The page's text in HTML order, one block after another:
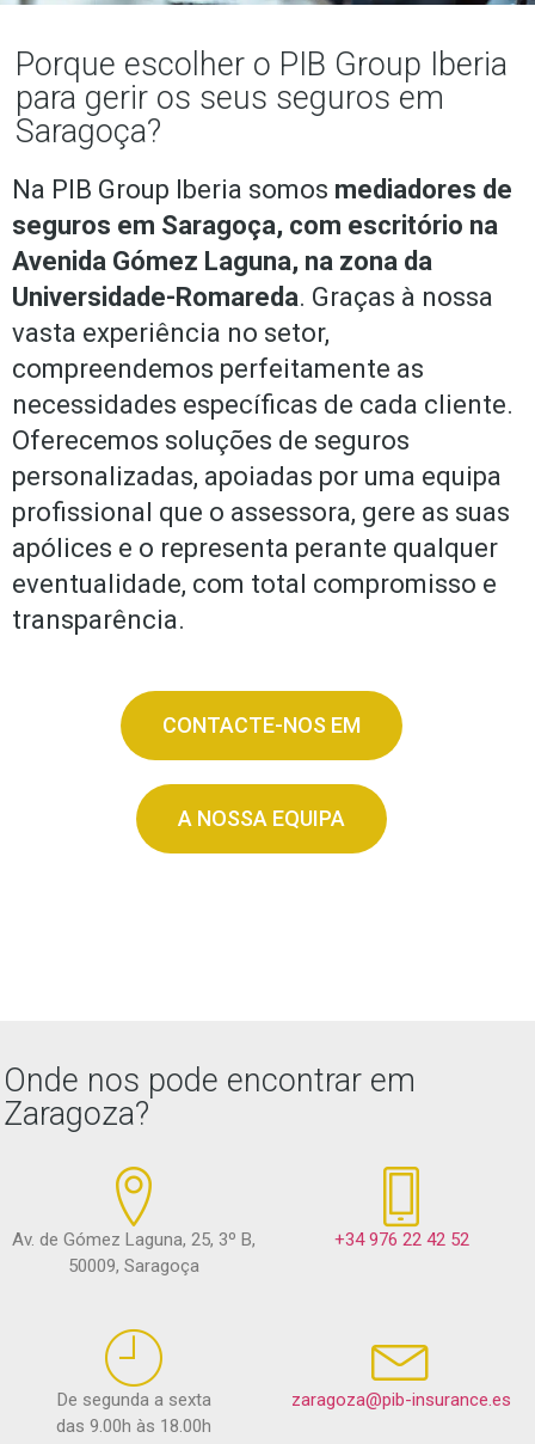
Porque escolher o PIB Group Iberia
para gerir os seus seguros em
Saragoça?
Na PIB Group Iberia somos mediadores de
seguros em Saragoça, com escritório na
Avenida Gómez Laguna, na zona da
Universidade-Romareda. Graças à nossa
vasta experiência no setor,
compreendemos perfeitamente as
necessidades específicas de cada cliente.
Oferecemos soluções de seguros
personalizadas, apoiadas por uma equipa
profissional que o assessora, gere as suas
apólices e o representa perante qualquer
eventualidade, com total compromisso e
transparência.
CONTACTE-NOS EM
A NOSSA EQUIPA
Onde nos pode encontrar em
Zaragoza?
Av. de Gómez Laguna, 25, 3º B,
50009, Saragoça
+34 976 22 42 52
De segunda a sexta
das 9.00h às 18.00h
zaragoza@pib-insurance.es